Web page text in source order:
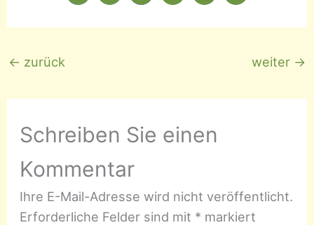
← zurück weiter →
Schreiben Sie einen
Kommentar
Ihre E-Mail-Adresse wird nicht veröffentlicht.
Erforderliche Felder sind mit * markiert